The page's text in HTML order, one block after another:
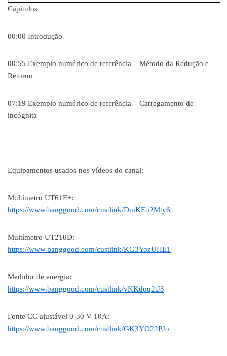
Capítulos
00:00 Introdução
00:55 Exemplo numérico de referência – Método da Redução e
Retorno
07:19 Exemplo numérico de referência – Carregamento de
incógnita
Equipamentos usados nos vídeos do canal:
Multímetro UT61E+:
https://www.banggood.com/custlink/DmKEo2Mty6
Multímetro UT210D:
https://www.banggood.com/custlink/KG3YozUHE1
Medidor de energia:
https://www.banggood.com/custlink/vKKdoq2tJ3
Fonte CC ajustável 0-30 V 10A:
https://www.banggood.com/custlink/GK3YO22PJo